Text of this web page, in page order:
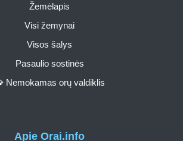
Apie Orai.info
Žemėlapis
Visi žemynai
Visos šalys
Pasaulio sostinės
Nemokamas orų valdiklis